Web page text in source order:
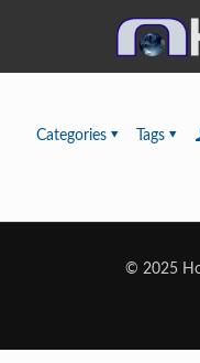
Categories Tags
© 2025